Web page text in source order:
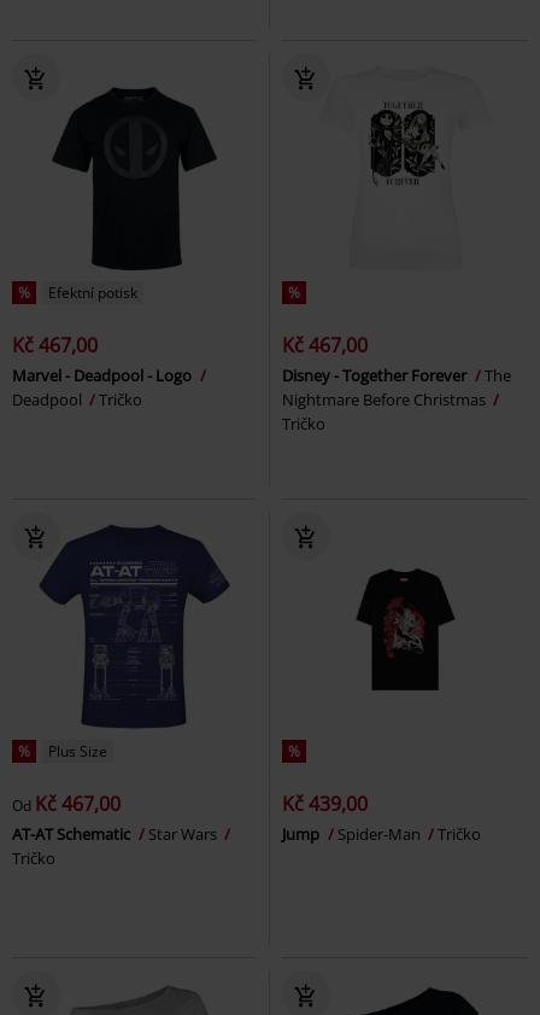
% Efektní potisk
Kč 467,00
Marvel - Deadpool - Logo
Deadpool
Tričko
%
Kč 467,00
Disney - Together Forever
The
Nightmare Before Christmas
Tričko
% Plus Size
Od Kč 467,00
AT-AT Schematic
Star Wars
Tričko
%
Kč 439,00
Jump Spider-Man Tričko